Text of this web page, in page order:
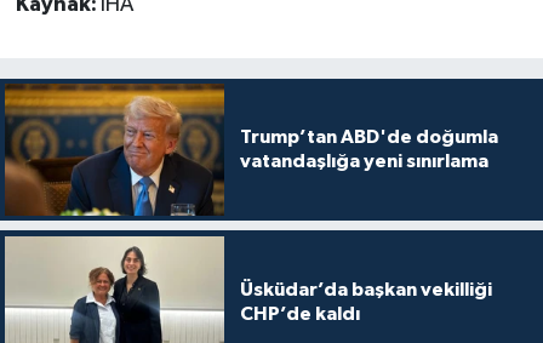
Kaynak: İHA
Trump’tan ABD'de doğumla
vatandaşlığa yeni sınırlama
Üsküdar’da başkan vekilliği
CHP’de kaldı